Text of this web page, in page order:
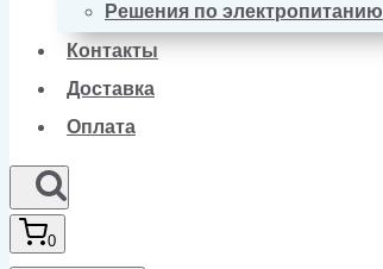
Решения по электропитанию
Контакты
Доставка
Оплата
0